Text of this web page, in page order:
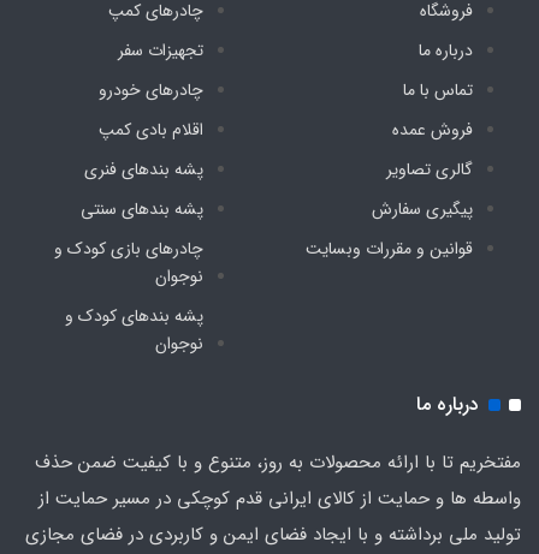
فروشگاه
درباره ما
تماس با ما
فروش عمده
گالری تصاویر
پیگیری سفارش
قوانین و مقررات وبسایت
چادرهای کمپ
تجهیزات سفر
چادرهای خودرو
اقلام بادی کمپ
پشه‌ بندهای فنری
پشه‌ بندهای سنتی
چادرهای بازی کودک و
نوجوان
پشه‌ بندهای کودک و
نوجوان
درباره ما
مفتخریم تا با ارائه محصولات به روز، متنوع و با کیفیت ضمن حذف
واسطه ها و حمایت از کالای ایرانی قدم کوچکی در مسیر حمایت از
تولید ملی برداشته و با ایجاد فضای ایمن و کاربردی در فضای مجازی